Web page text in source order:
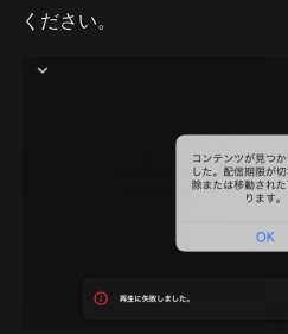
ください。